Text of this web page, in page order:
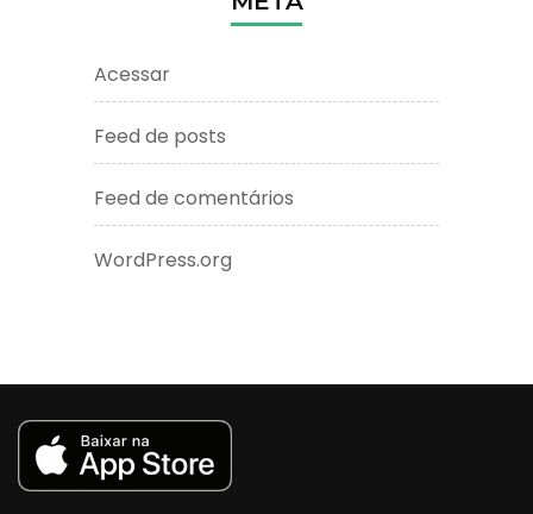
Acessar
Feed de posts
Feed de comentários
WordPress.org